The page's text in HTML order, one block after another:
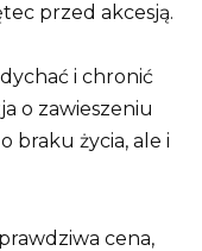
przed akcesją.
i chronić
o zawieszeniu
braku życia, ale i
cena,